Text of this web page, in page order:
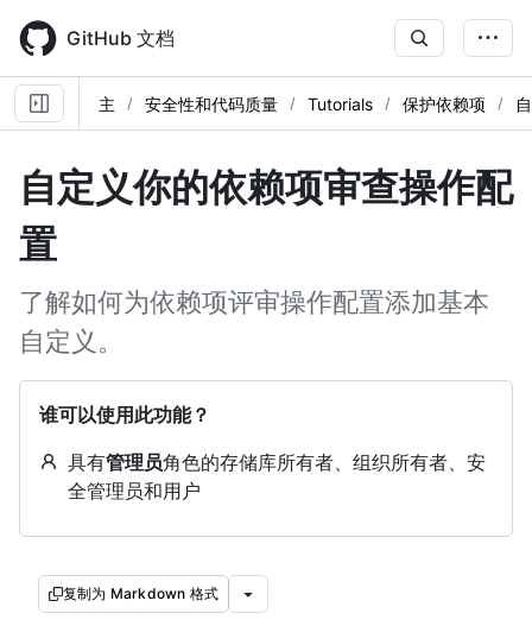
main
content
GitHub 文档
主 安全性和代码质量 Tutorials 保护依赖项
自定义你的依赖项审查操作配
置
了解如何为依赖项评审操作配置添加基本
自定义。
谁可以使用此功能？
具有管理员角色的存储库所有者、组织所有者、安
全管理员和用户
复制为 Markdown 格式